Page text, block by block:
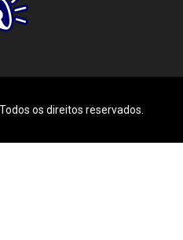
os direitos reservados.